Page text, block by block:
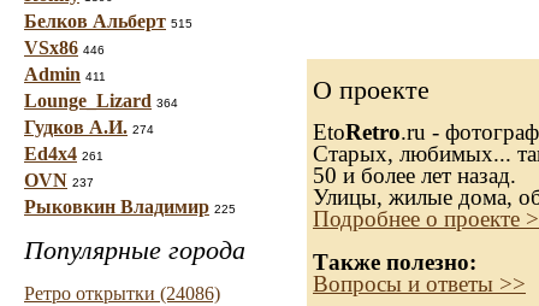
Белков Альберт 515
VSx86 446
Admin 411
Lounge_Lizard 364
Гудков А.И. 274
Ed4x4 261
OVN 237
Рыковкин Владимир 225
Популярные города
Ретро открытки (24086)
О проекте
EtoRetro.ru -
Старых, любимых...
50 и более лет назад.
Улицы, жилые дома,
Подробнее о проекте
Также полезно:
Вопросы и ответы >>